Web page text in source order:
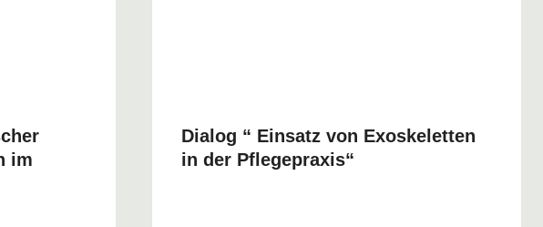
im
Dialog “ Einsatz von Exoskeletten
in der Pflegepraxis“